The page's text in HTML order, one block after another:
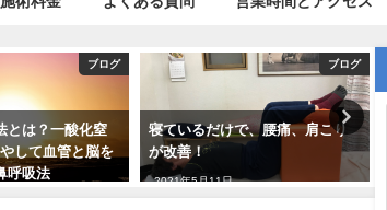
ブログ
とは？一酸化窒
して血管と脳を
呼吸法
ブログ
寝ているだけで、腰痛、肩こり
が改善！
2021年5月11日